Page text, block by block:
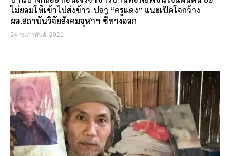
ไม่ยอมให้เข้าไปส่งข้าว-ปลา “ครูแดง” แนะเปิดใจกว้าง
ผอ.สถาบันวิจัยสังคมจุฬาฯ ชี้ทางออก
24 กุมภาพันธ์, 2021